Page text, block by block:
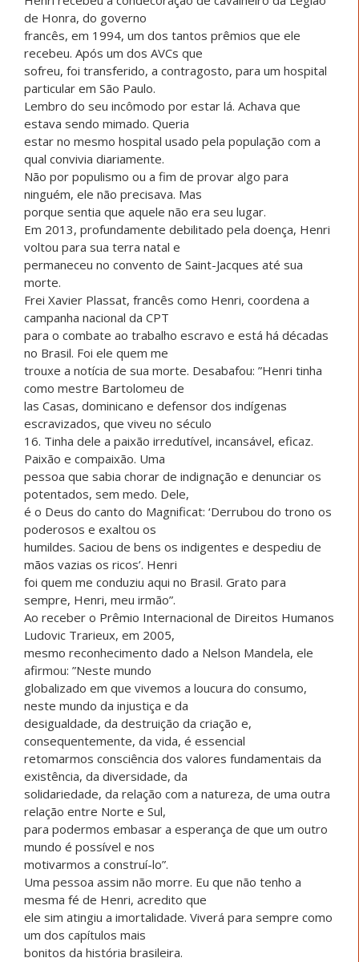
de Honra, do governo
francês, em 1994, um dos tantos prêmios que ele
recebeu. Após um dos AVCs que
sofreu, foi transferido, a contragosto, para um hospital
particular em São Paulo.
Lembro do seu incômodo por estar lá. Achava que
estava sendo mimado. Queria
estar no mesmo hospital usado pela população com a
qual convivia diariamente.
Não por populismo ou a fim de provar algo para
ninguém, ele não precisava. Mas
porque sentia que aquele não era seu lugar.
Em 2013, profundamente debilitado pela doença, Henri
voltou para sua terra natal e
permaneceu no convento de Saint-Jacques até sua
morte.
Frei Xavier Plassat, francês como Henri, coordena a
campanha nacional da CPT
para o combate ao trabalho escravo e está há décadas
no Brasil. Foi ele quem me
trouxe a notícia de sua morte. Desabafou: ”Henri tinha
como mestre Bartolomeu de
las Casas, dominicano e defensor dos indígenas
escravizados, que viveu no século
16. Tinha dele a paixão irredutível, incansável, eficaz.
Paixão e compaixão. Uma
pessoa que sabia chorar de indignação e denunciar os
potentados, sem medo. Dele,
é o Deus do canto do Magnificat: ‘Derrubou do trono os
poderosos e exaltou os
humildes. Saciou de bens os indigentes e despediu de
mãos vazias os ricos’. Henri
foi quem me conduziu aqui no Brasil. Grato para
sempre, Henri, meu irmão”.
Ao receber o Prêmio Internacional de Direitos Humanos
Ludovic Trarieux, em 2005,
mesmo reconhecimento dado a Nelson Mandela, ele
afirmou: ”Neste mundo
globalizado em que vivemos a loucura do consumo,
neste mundo da injustiça e da
desigualdade, da destruição da criação e,
consequentemente, da vida, é essencial
retomarmos consciência dos valores fundamentais da
existência, da diversidade, da
solidariedade, da relação com a natureza, de uma outra
relação entre Norte e Sul,
para podermos embasar a esperança de que um outro
mundo é possível e nos
motivarmos a construí-lo”.
Uma pessoa assim não morre. Eu que não tenho a
mesma fé de Henri, acredito que
ele sim atingiu a imortalidade. Viverá para sempre como
um dos capítulos mais
bonitos da história brasileira.